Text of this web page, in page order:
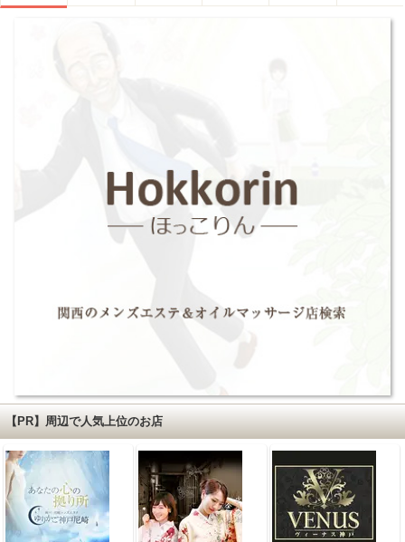
【PR】周辺で人気上位のお店